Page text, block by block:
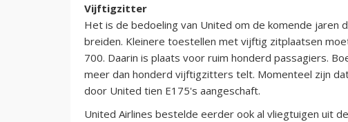
Vijftigzitter
Het is de bedoeling van United om de komende jaren
breiden. Kleinere toestellen met vijftig zitplaatsen
700. Daarin is plaats voor ruim honderd passagiers.
meer dan honderd vijftigzitters telt. Momenteel zijn
door United tien E175's aangeschaft.
United Airlines bestelde eerder ook al vliegtuigen uit